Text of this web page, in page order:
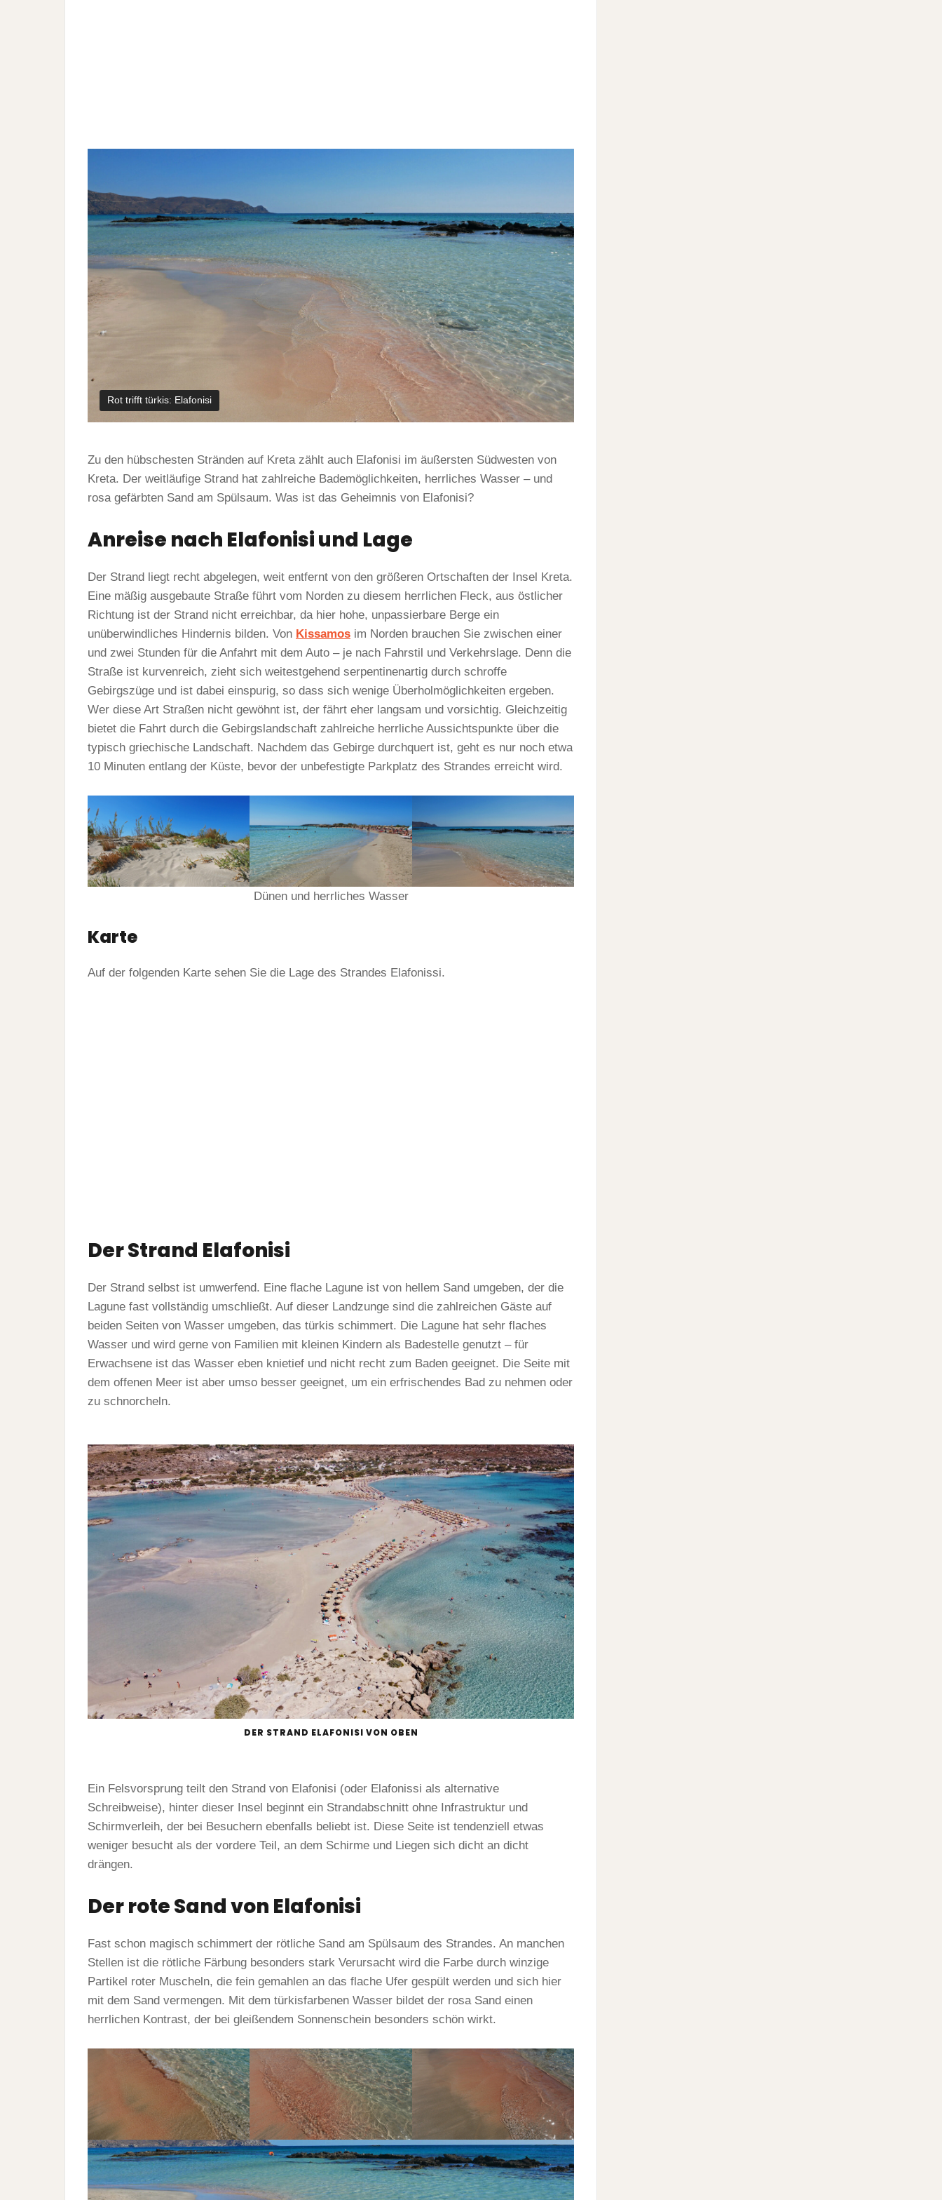
Rot trifft türkis: Elafonisi
Zu den hübschesten Stränden auf Kreta zählt auch Elafonisi im äußersten Südwesten von
Kreta. Der weitläufige Strand hat zahlreiche Bademöglichkeiten, herrliches Wasser – und
rosa gefärbten Sand am Spülsaum. Was ist das Geheimnis von Elafonisi?
Anreise nach Elafonisi und Lage
Der Strand liegt recht abgelegen, weit entfernt von den größeren Ortschaften der Insel Kreta.
Eine mäßig ausgebaute Straße führt vom Norden zu diesem herrlichen Fleck, aus östlicher
Richtung ist der Strand nicht erreichbar, da hier hohe, unpassierbare Berge ein
unüberwindliches Hindernis bilden. Von Kissamos im Norden brauchen Sie zwischen einer
und zwei Stunden für die Anfahrt mit dem Auto – je nach Fahrstil und Verkehrslage. Denn die
Straße ist kurvenreich, zieht sich weitestgehend serpentinenartig durch schroffe
Gebirgszüge und ist dabei einspurig, so dass sich wenige Überholmöglichkeiten ergeben.
Wer diese Art Straßen nicht gewöhnt ist, der fährt eher langsam und vorsichtig. Gleichzeitig
bietet die Fahrt durch die Gebirgslandschaft zahlreiche herrliche Aussichtspunkte über die
typisch griechische Landschaft. Nachdem das Gebirge durchquert ist, geht es nur noch etwa
10 Minuten entlang der Küste, bevor der unbefestigte Parkplatz des Strandes erreicht wird.
Dünen und herrliches Wasser
Karte
Auf der folgenden Karte sehen Sie die Lage des Strandes Elafonissi.
Der Strand Elafonisi
Der Strand selbst ist umwerfend. Eine flache Lagune ist von hellem Sand umgeben, der die
Lagune fast vollständig umschließt. Auf dieser Landzunge sind die zahlreichen Gäste auf
beiden Seiten von Wasser umgeben, das türkis schimmert. Die Lagune hat sehr flaches
Wasser und wird gerne von Familien mit kleinen Kindern als Badestelle genutzt – für
Erwachsene ist das Wasser eben knietief und nicht recht zum Baden geeignet. Die Seite mit
dem offenen Meer ist aber umso besser geeignet, um ein erfrischendes Bad zu nehmen oder
zu schnorcheln.
DER STRAND ELAFONISI VON OBEN
Ein Felsvorsprung teilt den Strand von Elafonisi (oder Elafonissi als alternative
Schreibweise), hinter dieser Insel beginnt ein Strandabschnitt ohne Infrastruktur und
Schirmverleih, der bei Besuchern ebenfalls beliebt ist. Diese Seite ist tendenziell etwas
weniger besucht als der vordere Teil, an dem Schirme und Liegen sich dicht an dicht
drängen.
Der rote Sand von Elafonisi
Fast schon magisch schimmert der rötliche Sand am Spülsaum des Strandes. An manchen
Stellen ist die rötliche Färbung besonders stark Verursacht wird die Farbe durch winzige
Partikel roter Muscheln, die fein gemahlen an das flache Ufer gespült werden und sich hier
mit dem Sand vermengen. Mit dem türkisfarbenen Wasser bildet der rosa Sand einen
herrlichen Kontrast, der bei gleißendem Sonnenschein besonders schön wirkt.